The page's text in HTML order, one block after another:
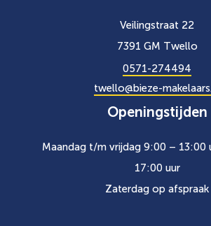
Veilingstraat 22
7391 GM Twello
0571-274494
twello@bieze-
Openingstijden
Maandag t/m vrijdag 9:00 – 13:00
17:00 uur
Zaterdag op afspraak